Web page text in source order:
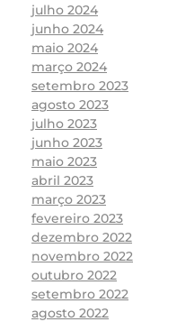
julho 2024
junho 2024
maio 2024
março 2024
setembro 2023
agosto 2023
julho 2023
junho 2023
maio 2023
abril 2023
março 2023
fevereiro 2023
dezembro 2022
novembro 2022
outubro 2022
setembro 2022
agosto 2022